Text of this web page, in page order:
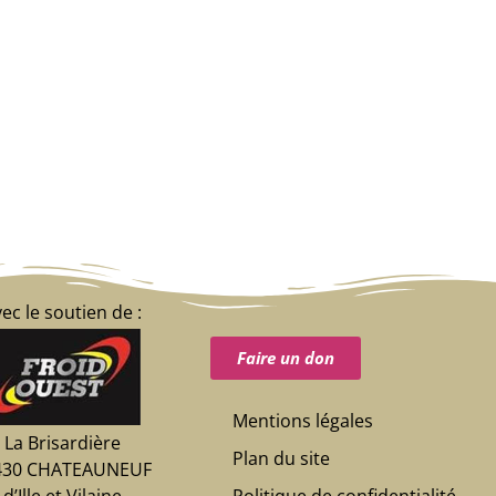
le soutien de :
La Brisardière
CHATEAUNEUF
Faire un don
Mentions légales
Plan du site